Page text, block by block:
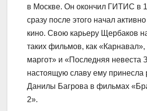
в Москве. Он окончил ГИТИС в
сразу после этого начал
кино. Свою карьеру Щербаков
таких фильмов, как
маргот» и «Последняя невеста
настоящую славу ему принесла
Данилы Багрова в фильмах
2».